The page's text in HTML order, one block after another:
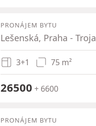
PRONÁJEM BYTU
Lešenská, Praha - Troja
3+1 75 m²
26500 + 6600
PRONÁJEM BYTU